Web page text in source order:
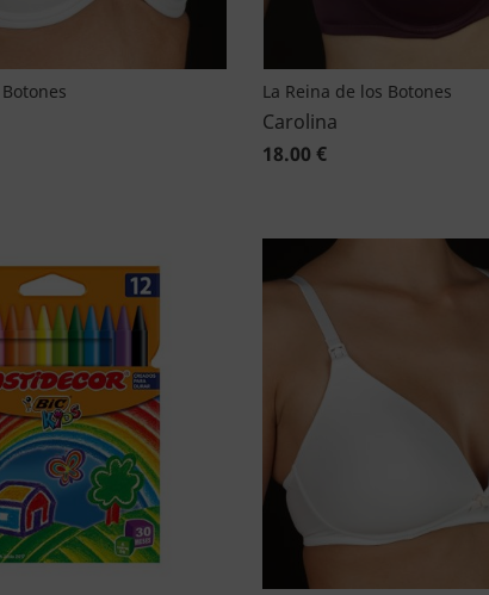
La Reina de los Botones
Carolina
18.00 €